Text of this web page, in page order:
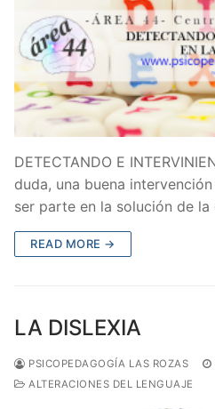
DETECTANDO E
duda, una buena
ser parte en la solución de
READ MORE →
LA DISLEXIA
PSICOPEDAGOGÍA LAS ROZAS
ALTERACIONES DEL LENGUAJE